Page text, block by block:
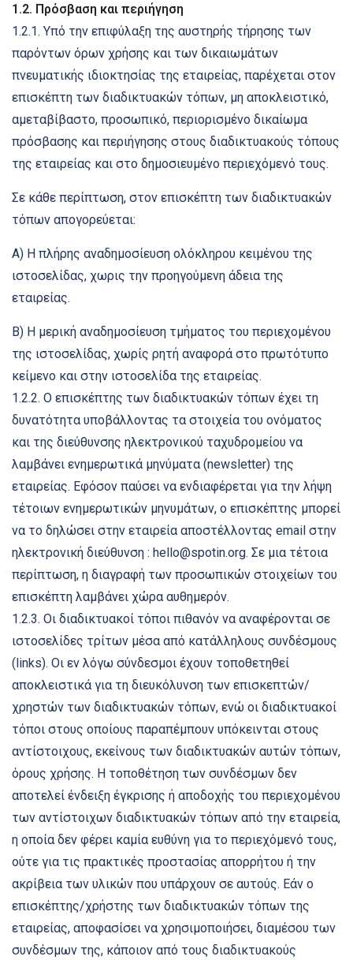
1.2. Πρόσβαση και περιήγηση
1.2.1. Υπό την επιφύλαξη της αυστηρής τήρησης των
παρόντων όρων χρήσης και των δικαιωμάτων
πνευματικής ιδιοκτησίας της εταιρείας, παρέχεται στον
επισκέπτη των διαδικτυακών τόπων, μη αποκλειστικό,
αμεταβίβαστο, προσωπικό, περιορισμένο δικαίωμα
πρόσβασης και περιήγησης στους διαδικτυακούς τόπους
της εταιρείας και στο δημοσιευμένο περιεχόμενό τους.
Σε κάθε περίπτωση, στον επισκέπτη των διαδικτυακών
τόπων απογορεύεται:
Α) Η πλήρης αναδημοσίευση ολόκληρου κειμένου της
ιστοσελίδας, χωρις την προηγούμενη άδεια της
εταιρείας.
Β) Η μερική αναδημοσίευση τμήματος του περιεχομένου
της ιστοσελίδας, χωρίς ρητή αναφορά στο πρωτότυπο
κείμενο και στην ιστοσελίδα της εταιρείας.
1.2.2. O επισκέπτης των διαδικτυακών τόπων έχει τη
δυνατότητα υποβάλλοντας τα στοιχεία του ονόματος
και της διεύθυνσης ηλεκτρονικού ταχυδρομείου να
λαμβάνει ενημερωτικά μηνύματα (newsletter) της
εταιρείας. Εφόσον παύσει να ενδιαφέρεται για την λήψη
τέτοιων ενημερωτικών μηνυμάτων, ο επισκέπτης μπορεί
να το δηλώσει στην εταιρεία αποστέλλοντας email στην
ηλεκτρονική διεύθυνση : hello@spotin.org. Σε μια τέτοια
περίπτωση, η διαγραφή των προσωπικών στοιχείων του
επισκέπτη λαμβάνει χώρα αυθημερόν.
1.2.3. Οι διαδικτυακοί τόποι πιθανόν να αναφέρονται σε
ιστοσελίδες τρίτων μέσα από κατάλληλους συνδέσμους
(links). Οι εν λόγω σύνδεσμοι έχουν τοποθετηθεί
αποκλειστικά για τη διευκόλυνση των επισκεπτών/
χρηστών των διαδικτυακών τόπων, ενώ οι διαδικτυακοί
τόποι στους οποίους παραπέμπουν υπόκεινται στους
αντίστοιχους, εκείνους των διαδικτυακών αυτών τόπων,
όρους χρήσης. Η τοποθέτηση των συνδέσμων δεν
αποτελεί ένδειξη έγκρισης ή αποδοχής του περιεχομένου
των αντίστοιχων διαδικτυακών τόπων από την εταιρεία,
η οποία δεν φέρει καμία ευθύνη για το περιεχόμενό τους,
ούτε για τις πρακτικές προστασίας απορρήτου ή την
ακρίβεια των υλικών που υπάρχουν σε αυτούς. Εάν ο
επισκέπτης/χρήστης των διαδικτυακών τόπων της
εταιρείας, αποφασίσει να χρησιμοποιήσει, διαμέσου των
συνδέσμων της, κάποιον από τους διαδικτυακούς